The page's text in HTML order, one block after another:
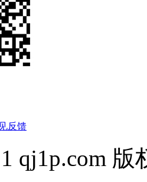
反馈
qj1p.com